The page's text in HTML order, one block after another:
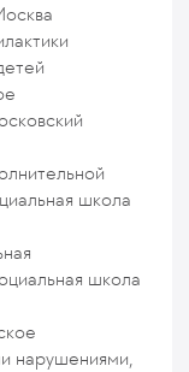
школа
школа
нарушениями,